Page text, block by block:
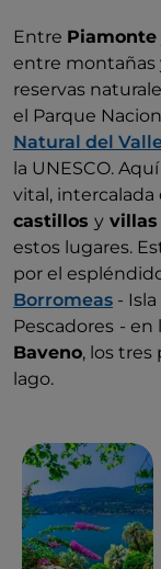
Entre Piamonte
entre montañas
reservas
el Parque
Natural del
la UNESCO. Aquí
vital,
castillos y villas
estos lugares.
por el
Borromeas -
Pescadores - en
Baveno, los
lago.